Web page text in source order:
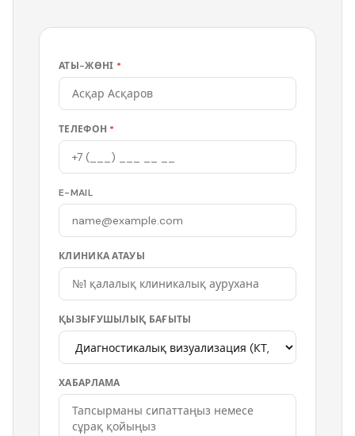
АТЫ-ЖӨНІ *
ТЕЛЕФОН *
E-MAIL
КЛИНИКА АТАУЫ
ҚЫЗЫҒУШЫЛЫҚ БАҒЫТЫ
ХАБАРЛАМА